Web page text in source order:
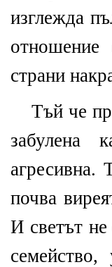
изглежда
отношение
страни
Тъй че
забулена
агресивна.
почва
И светът не